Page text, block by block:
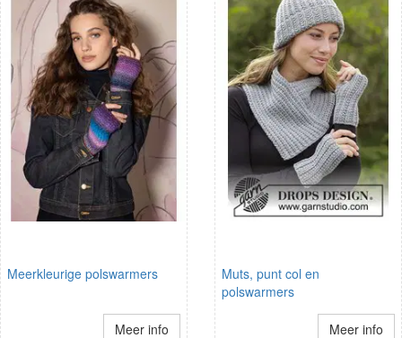
Meerkleurige polswarmers
Meer info
Muts, punt col en
polswarmers
Meer info